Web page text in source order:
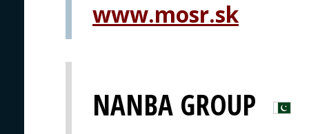
www.mosr.sk
NANBA GROUP